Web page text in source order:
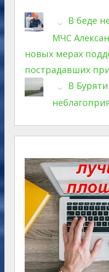
В беде
МЧС
новых мерах
пострадавших
В